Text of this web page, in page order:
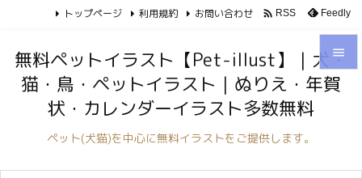


トップページ 利用規約 お問い合わせ  RSS Feedly
無料ペットイラスト【Pet-illust】｜犬・
猫・鳥・ペットイラスト｜ぬりえ・年賀
状・カレンダーイラスト多数無料
ペット(犬猫)を中心に無料イラストをご提供します。